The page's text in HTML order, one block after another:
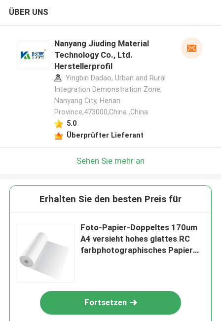
ÜBER UNS
Nanyang Jiuding Material
Technology Co., Ltd.
Herstellerprofil
Yingbin Dadao, Urban and Rural
Integration Demonstration Zone,
Nanyang City, Henan
Province,473000,China ,China
5.0
Überprüfter Lieferant
Sehen Sie mehr an
Erhalten Sie den besten Preis für
Foto-Papier-Doppeltes 170um
A4 versieht hohes glattes RC
farbphotographisches Papier
Fortsetzen